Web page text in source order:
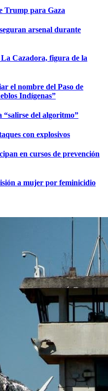
Trump para Gaza
arsenal durante
Cazadora, figura de la
el nombre del Paso de
Indígenas”
del algoritmo”
con explosivos
en cursos de prevención
a mujer por feminicidio